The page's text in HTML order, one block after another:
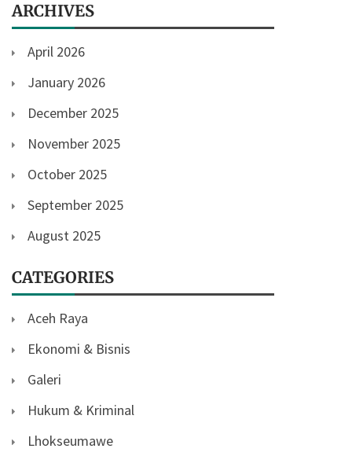
ARCHIVES
April 2026
January 2026
December 2025
November 2025
October 2025
September 2025
August 2025
CATEGORIES
Aceh Raya
Ekonomi & Bisnis
Galeri
Hukum & Kriminal
Lhokseumawe